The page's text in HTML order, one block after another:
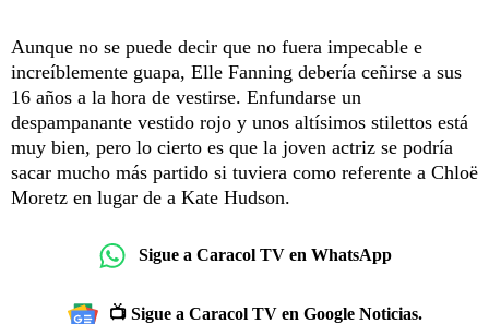
Aunque no se puede decir que no fuera impecable e
increíblemente guapa, Elle Fanning debería ceñirse a sus
16 años a la hora de vestirse. Enfundarse un
despampanante vestido rojo y unos altísimos stilettos está
muy bien, pero lo cierto es que la joven actriz se podría
sacar mucho más partido si tuviera como referente a Chloë
Moretz en lugar de a Kate Hudson.
Sigue a Caracol TV en WhatsApp
📺 Sigue a Caracol TV en Google Noticias.